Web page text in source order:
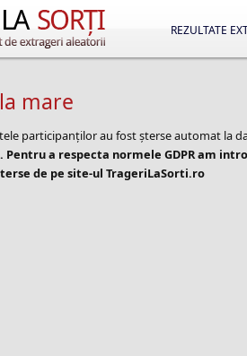
REZULTATE
mare
participanților au fost șterse automat la
a respecta normele GDPR am
de pe site-ul TrageriLaSorti.ro